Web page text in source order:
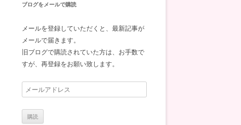
ブログをメールで購読
メールを登録していただくと、最新記事が
メールで届きます。
旧ブログで購読されていた方は、お手数で
すが、再登録をお願い致します。
メ
ー
ル
ア